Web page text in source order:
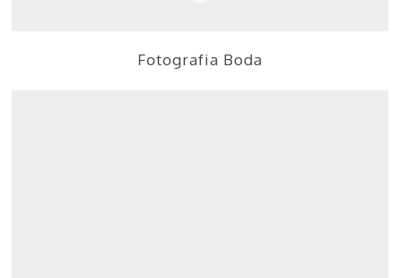
Fotografia Boda